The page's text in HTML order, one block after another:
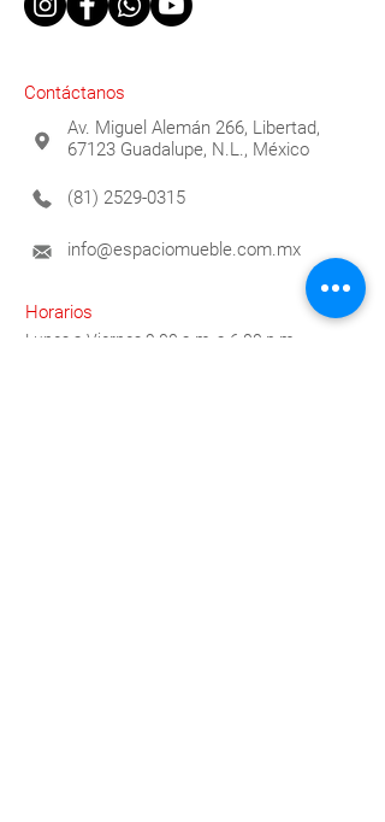
Contáctanos
Av. Miguel Alemán 266, Libertad,
67123 Guadalupe, N.L., México
(81) 2529-0315
info@espaciomueble.com.mx
Horarios
Lunes a Viernes 9:00 a.m. a 6:00 p.m.